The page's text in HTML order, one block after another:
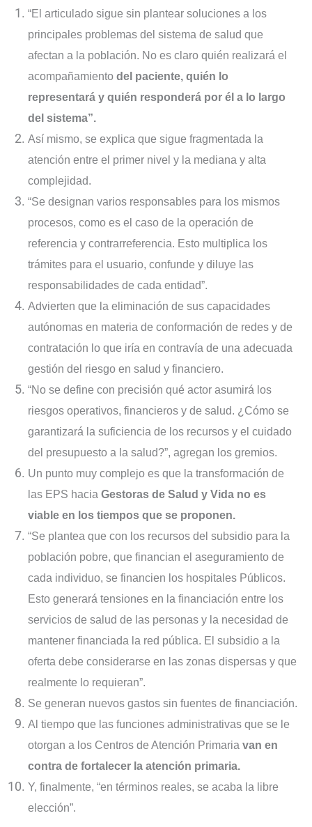
“El articulado sigue sin plantear soluciones a los
principales problemas del sistema de salud que
afectan a la población. No es claro quién realizará el
acompañamiento del paciente, quién lo
representará y quién responderá por él a lo largo
del sistema”.
Así mismo, se explica que sigue fragmentada la
atención entre el primer nivel y la mediana y alta
complejidad.
“Se designan varios responsables para los mismos
procesos, como es el caso de la operación de
referencia y contrarreferencia. Esto multiplica los
trámites para el usuario, confunde y diluye las
responsabilidades de cada entidad”.
Advierten que la eliminación de sus capacidades
autónomas en materia de conformación de redes y de
contratación lo que iría en contravía de una adecuada
gestión del riesgo en salud y financiero.
“No se define con precisión qué actor asumirá los
riesgos operativos, financieros y de salud. ¿Cómo se
garantizará la suficiencia de los recursos y el cuidado
del presupuesto a la salud?”, agregan los gremios.
Un punto muy complejo es que la transformación de
las EPS hacia Gestoras de Salud y Vida no es
viable en los tiempos que se proponen.
“Se plantea que con los recursos del subsidio para la
población pobre, que financian el aseguramiento de
cada individuo, se financien los hospitales Públicos.
Esto generará tensiones en la financiación entre los
servicios de salud de las personas y la necesidad de
mantener financiada la red pública. El subsidio a la
oferta debe considerarse en las zonas dispersas y que
realmente lo requieran”.
Se generan nuevos gastos sin fuentes de financiación.
Al tiempo que las funciones administrativas que se le
otorgan a los Centros de Atención Primaria van en
contra de fortalecer la atención primaria.
Y, finalmente, “en términos reales, se acaba la libre
elección”.